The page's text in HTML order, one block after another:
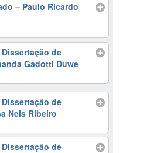
– Paulo Ricardo
de
Gadotti Duwe
de
Neis Ribeiro
de